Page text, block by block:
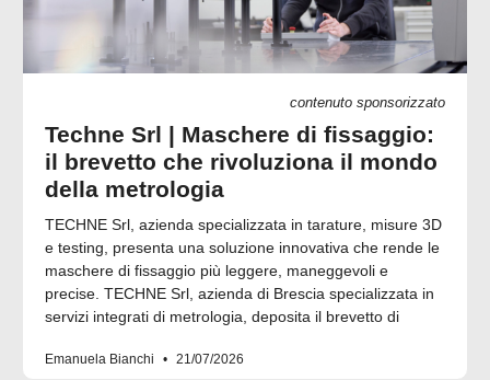
contenuto sponsorizzato
Techne Srl | Maschere di fissaggio:
il brevetto che rivoluziona il mondo
della metrologia
TECHNE Srl, azienda specializzata in tarature, misure 3D
e testing, presenta una soluzione innovativa che rende le
maschere di fissaggio più leggere, maneggevoli e
precise. TECHNE Srl, azienda di Brescia specializzata in
servizi integrati di metrologia, deposita il brevetto di
Emanuela Bianchi 21/07/2026